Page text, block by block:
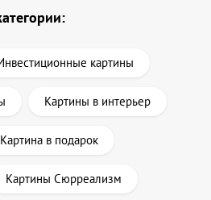
картины
Картины в интерьер
Картина в подарок
Картины Сюрреализм